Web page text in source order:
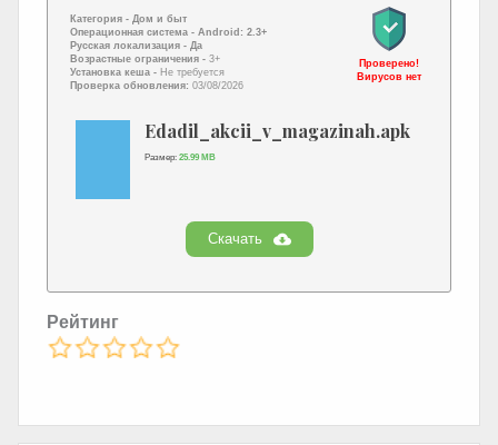
Категория - Дом и быт
Операционная система - Android: 2.3+
Русская локализация - Да
Возрастные ограничения - 3+
Установка кеша - Не требуется
Проверка обновления: 03/08/2026
Проверено!
Вирусов нет
Edadil_akcii_v_magazinah.apk
Размер: 25.99 MB
Скачать
Рейтинг